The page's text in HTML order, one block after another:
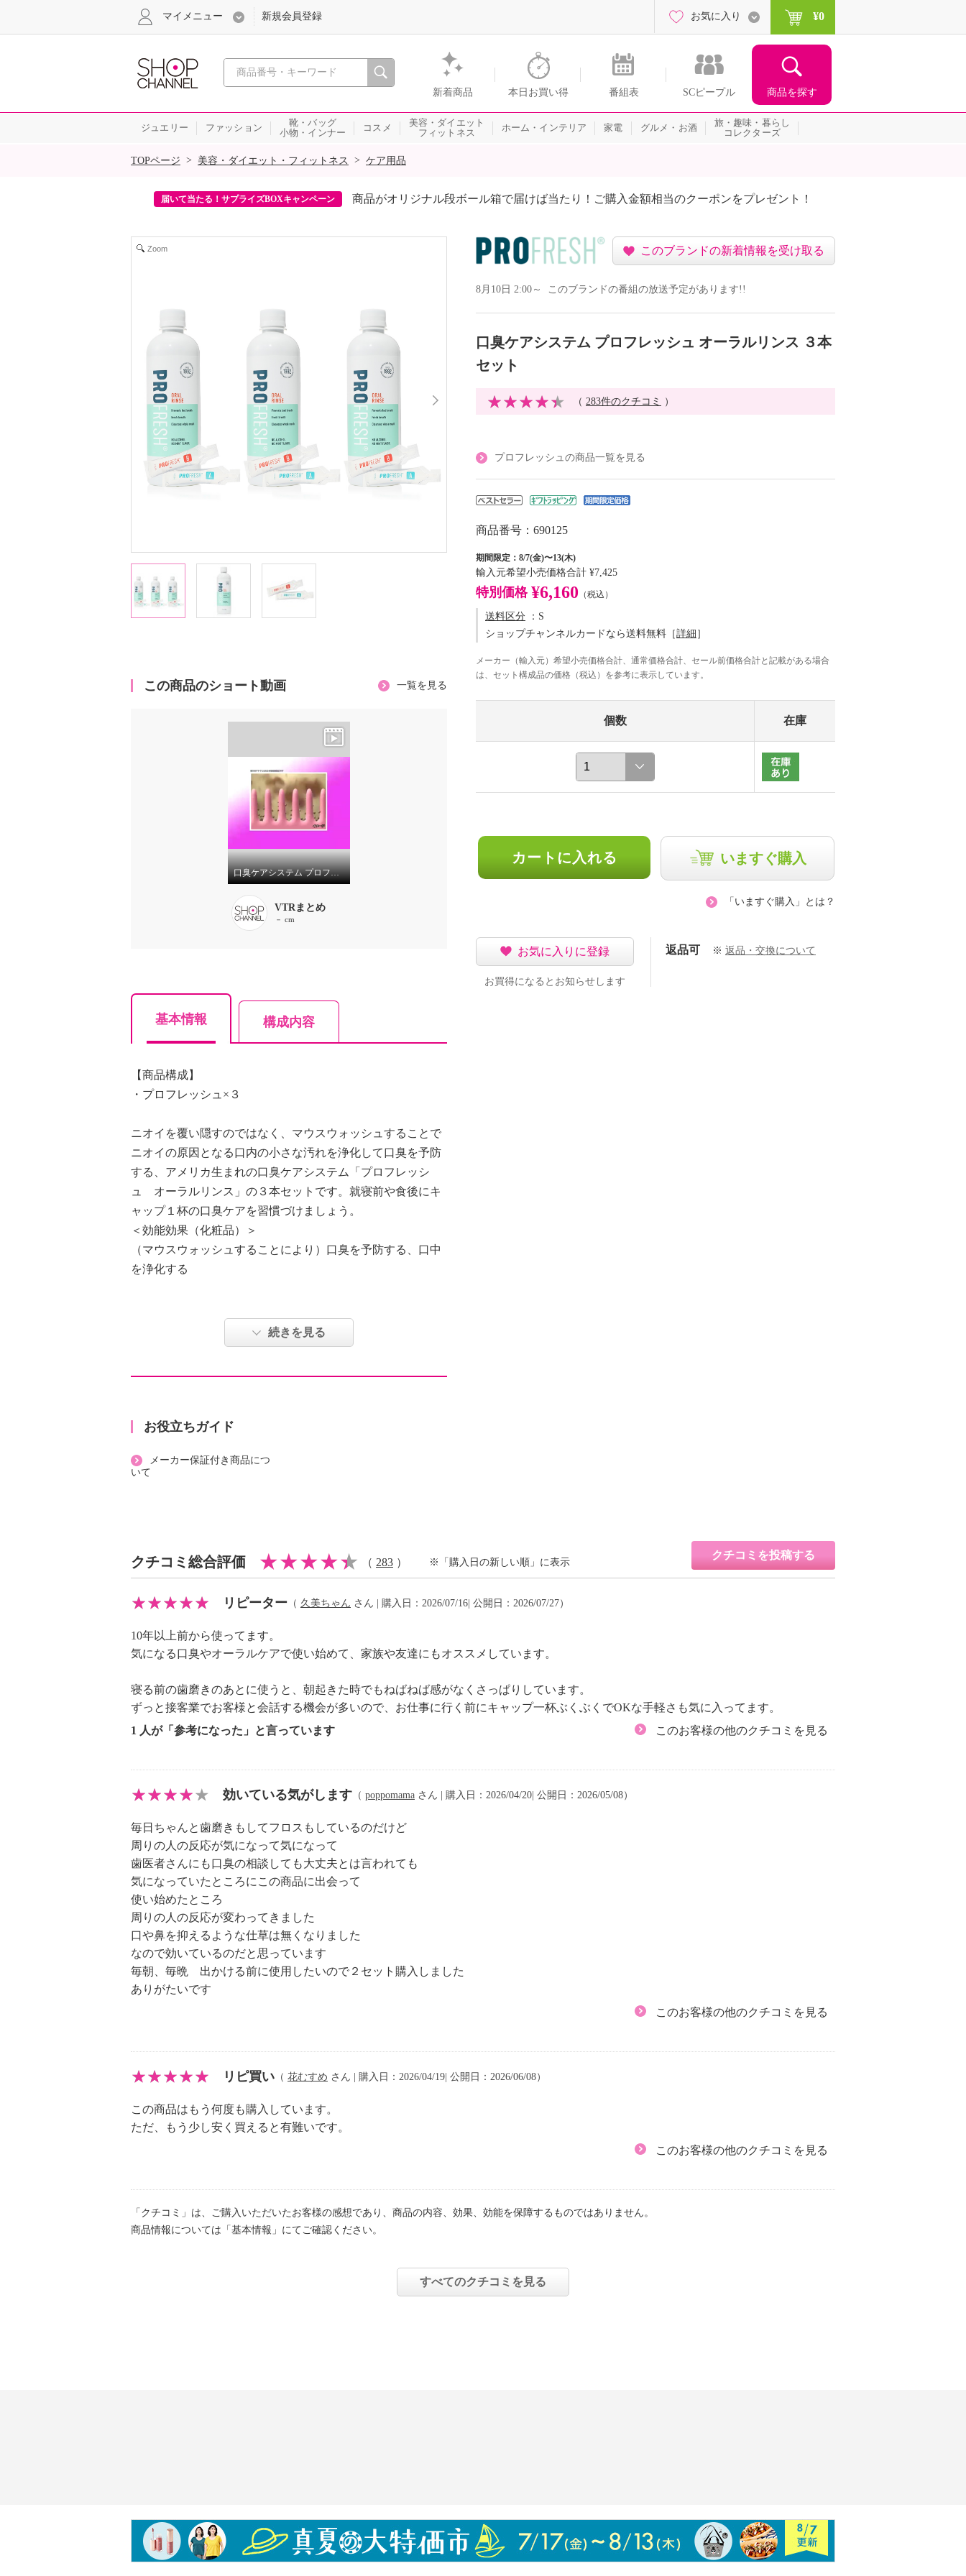
心おどる、瞬間を。通販・テレビショッピングのショップチャンネル
新着商品 本日お買い得 番組表 SCピープル 商品を探す
マイメニュー 新規会員登録 お気に入り ¥0
ジュエリー ファッション
靴・バッグ
小物・インナー
コスメ
美容・ダイエット
フィットネス
ホーム・インテリア 家電 グルメ・お酒
旅・趣味・暮らし
コレクターズ
SALE
TOPページ > 美容・ダイエット・フィットネス > ケア用品
届いて当たる！サプライズBOXキャンペーン 商品がオリジナル段ボール箱で届けば当たり！ご購入金額相当のクーポンをプレゼント！
Zoom
この商品のショート動画 一覧を見る
口臭ケアシステム プロフレッシュ オーラルリンス ３本セット
VTRまとめ
－ cm
基本情報 構成内容
【商品構成】
・プロフレッシュ×３
ニオイを覆い隠すのではなく、マウスウォッシュすることで
ニオイの原因となる口内の小さな汚れを浄化して口臭を予防
する、アメリカ生まれの口臭ケアシステム「プロフレッシ
ュ オーラルリンス」の３本セットです。就寝前や食後にキ
ャップ１杯の口臭ケアを習慣づけましょう。
＜効能効果（化粧品）＞
（マウスウォッシュすることにより）口臭を予防する、口中
を浄化する
一般的なマウスウォッシュのように、アルコール系の強いミ
ントフレーバーで口臭のニオイを覆い隠すのではなく、新し
ウォッシュすることで、ニオイの原因となる口内の小さな汚
働きのある唾液の分泌が減ってきてしまうので、しっかりと
さな汚れ”であるということを突き止め、二酸化塩素が口臭の
原因となる小さな汚れを浄化して口臭を予防することを発見
した人物です。コンセプトは“無臭の息に近づけたい”。酸素
品開発の際には、以下の３つを考えました。
（１）簡単でプライバシーを守れる：毎日のケアなので簡単
となので、自分ひとりでケアが完結できるものであること。
（２）口臭をしっかり予防できる。
（３）無臭の息に近づけたい：香りで隠すのではなく、唾液
した。
【口臭の種類と原因】
す。胃からのニオイと思いがちですが、実際は９０％以上が
口内、舌から発生しているといわれています。口臭の原因と
なる舌の奥底にある、口内の小さな汚れを浄化して予防する
ことが必要です。唾液と口臭は非常に関係性が深く、唾液は
天然のオーラルリンスといわれるほど、口内にとっては大切
なもの。口の中は、酸素不足になると汚れが繁殖しますが、
大事な酸素を運ぶ役割をしているのが唾液です。唾液が口内
を潤し、酸素を送り込むことで口臭の元を抑えることができ
ます。生理作用で、唾液が口の中の汚れをきれいにする機能
本品は硫化イオンガス、メチルメルカプタンという２種類の
ニオイを分解します。
・製品表示あり
※歯磨き粉を使ったブラッシングはプロフレッシュ使用後に
実施ください。
続きを見る
お役立ちガイド
メーカー保証付き商品につ
いて
このブランドの新着情報を受け取る
8月10日 2:00～ このブランドの番組の放送予定があります!!
口臭ケアシステム プロフレッシュ オーラルリンス ３本
セット
（ 283件のクチコミ ）
プロフレッシュの商品一覧を見る
商品番号：690125
期間限定：8/7(金)〜13(木)
輸入元希望小売価格合計 ¥7,425
特別価格 ¥6,160 （税込）
送料区分 ：S
ショップチャンネルカードなら送料無料［詳細 ］
メーカー（輸入元）希望小売価格合計、通常価格合計、セール前価格合計と記載がある場合
は、セット構成品の価格（税込）を参考に表示しています。
個数 在庫
カートに入れる いますぐ購入
「いますぐ購入」とは？
お気に入りに登録
お買得になるとお知らせします
返品可 ※ 返品・交換について
クチコミ総合評価 （ 283 ）
クチコミを投稿する
※「購入日の新しい順」に表示
リピーター （ 久美ちゃん さん | 購入日：2026/07/16| 公開日：2026/07/27）
10年以上前から使ってます。
気になる口臭やオーラルケアで使い始めて、家族や友達にもオススメしています。
寝る前の歯磨きのあとに使うと、朝起きた時でもねばねば感がなくさっぱりしています。
ずっと接客業でお客様と会話する機会が多いので、お仕事に行く前にキャップ一杯ぶくぶくでOKな手軽さも気に入ってます。
1 人が「参考になった」と言っています
このお客様の他のクチコミを見る
効いている気がします （ poppomama さん | 購入日：2026/04/20| 公開日：2026/05/08）
毎日ちゃんと歯磨きもしてフロスもしているのだけど
周りの人の反応が気になって気になって
歯医者さんにも口臭の相談しても大丈夫とは言われても
気になっていたところにこの商品に出会って
使い始めたところ
周りの人の反応が変わってきました
口や鼻を抑えるような仕草は無くなりました
なので効いているのだと思っています
毎朝、毎晩 出かける前に使用したいので２セット購入しました
ありがたいです
このお客様の他のクチコミを見る
リピ買い （ 花むすめ さん | 購入日：2026/04/19| 公開日：2026/06/08）
この商品はもう何度も購入しています。
ただ、もう少し安く買えると有難いです。
このお客様の他のクチコミを見る
「クチコミ」は、ご購入いただいたお客様の感想であり、商品の内容、効果、効能を保障するものではありません。
商品情報については「基本情報」にてご確認ください。
すべてのクチコミを見る